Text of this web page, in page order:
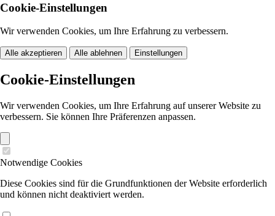
Cookie-Einstellungen
Wir verwenden Cookies, um Ihre Erfahrung zu verbessern.
Alle akzeptieren Alle ablehnen Einstellungen
Cookie-Einstellungen
Wir verwenden Cookies, um Ihre Erfahrung auf unserer Website zu
verbessern. Sie können Ihre Präferenzen anpassen.
Notwendige Cookies
Diese Cookies sind für die Grundfunktionen der Website erforderlich
und können nicht deaktiviert werden.